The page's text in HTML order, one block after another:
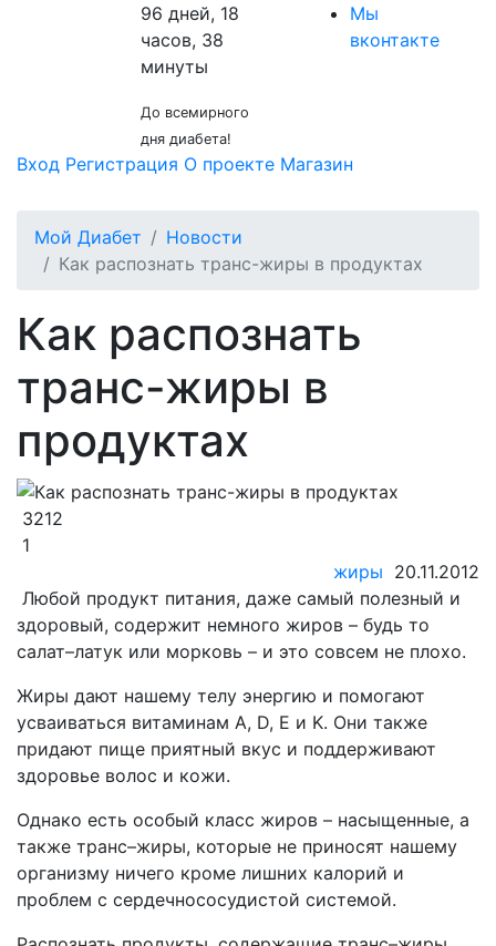
96 дней, 18
часов, 38
минуты
До всемирного
дня диабета!
Мы
вконтакте
Вход Регистрация О проекте Магазин
Мой Диабет
Новости
Как распознать транс-жиры в продуктах
Как распознать
транс-жиры в
продуктах
3212
1
жиры 20.11.2012
Любой продукт питания, даже самый полезный и
здоровый, содержит немного жиров – будь то
салат–латук или морковь – и это совсем не плохо.
Жиры дают нашему телу энергию и помогают
усваиваться витаминам A, D, E и K. Они также
придают пище приятный вкус и поддерживают
здоровье волос и кожи.
Однако есть особый класс жиров – насыщенные, а
также транс–жиры, которые не приносят нашему
организму ничего кроме лишних калорий и
проблем с сердечнососудистой системой.